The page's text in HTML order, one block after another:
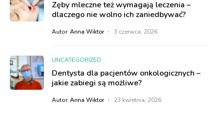
Zęby mleczne też wymagają leczenia –
dlaczego nie wolno ich zaniedbywać?
Autor Anna Wiktor 3 czerwca, 2026
UNCATEGORIZED
Dentysta dla pacjentów onkologicznych –
jakie zabiegi są możliwe?
Autor Anna Wiktor 23 kwietnia, 2026